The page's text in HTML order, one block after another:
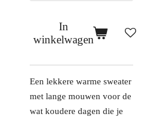
In
winkelwagen
Een lekkere warme sweater
met lange mouwen voor de
wat koudere dagen die je